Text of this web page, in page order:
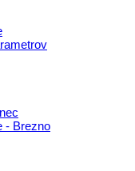
- Brezno